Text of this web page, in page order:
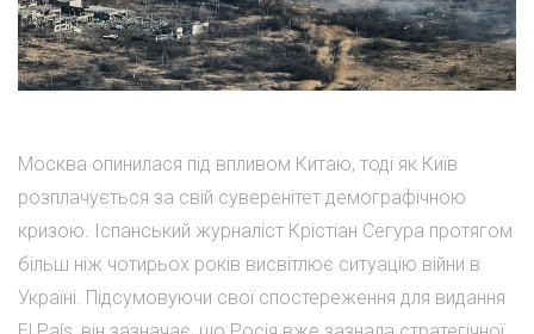
Москва опинилася під впливом Китаю, тоді як Київ
розплачується за свій суверенітет демографічною
кризою. Іспанський журналіст Крістіан Сегура протягом
більш ніж чотирьох років висвітлює ситуацію війни в
Україні. Підсумовуючи свої спостереження для видання